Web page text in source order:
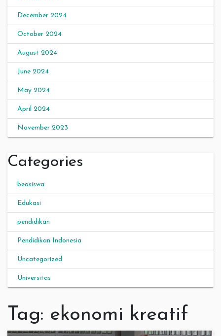
December 2024
October 2024
August 2024
June 2024
May 2024
April 2024
November 2023
Categories
beasiswa
Edukasi
pendidikan
Pendidikan Indonesia
Uncategorized
Universitas
Tag: ekonomi kreatif